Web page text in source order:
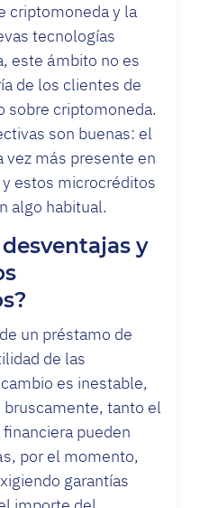
criptomoneda y la
tecnologías
este ámbito no es
de los clientes de
sobre criptomoneda.
son buenas: el
vez más presente en
estos microcréditos
algo habitual.
y
un préstamo de
de las
es inestable,
bruscamente, tanto el
pueden
por el momento,
garantías